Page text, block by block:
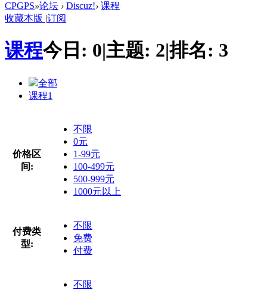
CPGPS»论坛 › Discuz!› 课程
收藏本版 |订阅
课程今日: 0|主题: 2|排名: 3
全部
课程1
价格区
间:
不限
0元
1-99元
100-499元
500-999元
1000元以上
付费类
型:
不限
免费
付费
不限